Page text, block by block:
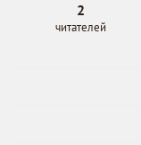
2
читателей